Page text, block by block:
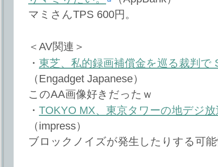
マミさんTPS 600円。
＜AV関連＞
・ 東芝、私的録画補償金を巡る裁判で
（Engadget Japanese）
このAA画像好きだったｗ
・ TOKYO MX、東京タワーの地デジ
（impress）
ブロックノイズが発生したりする可